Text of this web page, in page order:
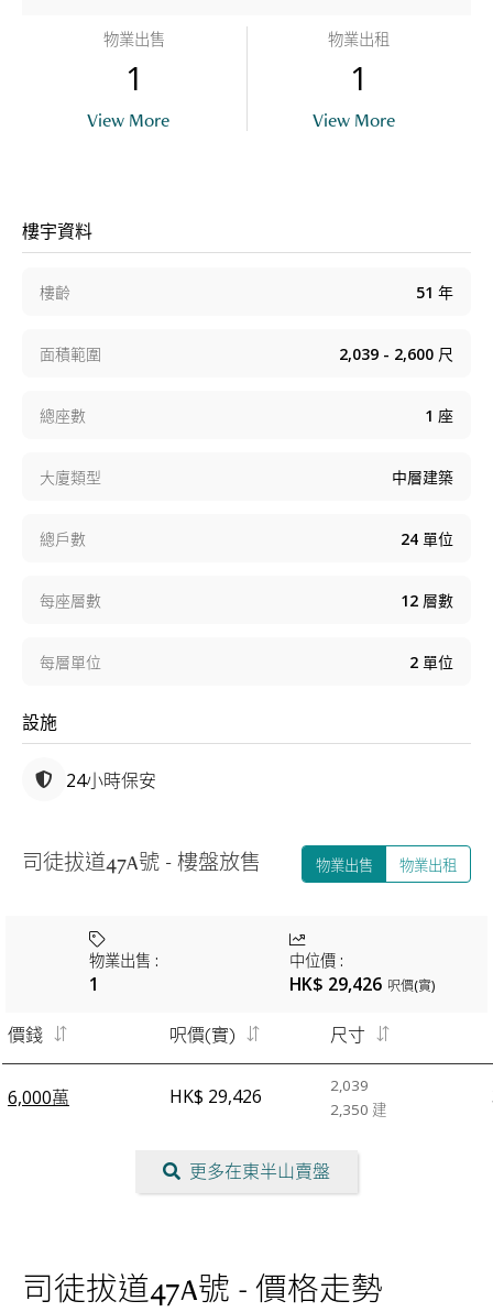
物業出售
1
View More
物業出租
1
View More
樓宇資料
樓齡 51 年
面積範圍 2,039 - 2,600 尺
總座數 1 座
大廈類型 中層建築
總戶數 24 單位
每座層數 12 層數
每層單位 2 單位
設施
24小時保安
司徒拔道47A號 - 樓盤放售 物業出售 物業出租
物業出售 :
1
中位價:
HK$ 29,426 呎價(實)
價錢 呎價(實) 尺寸
6,000萬 HK$ 29,426
2,039
2,350 建
更多在東半山賣盤
司徒拔道47A號 - 價格走勢